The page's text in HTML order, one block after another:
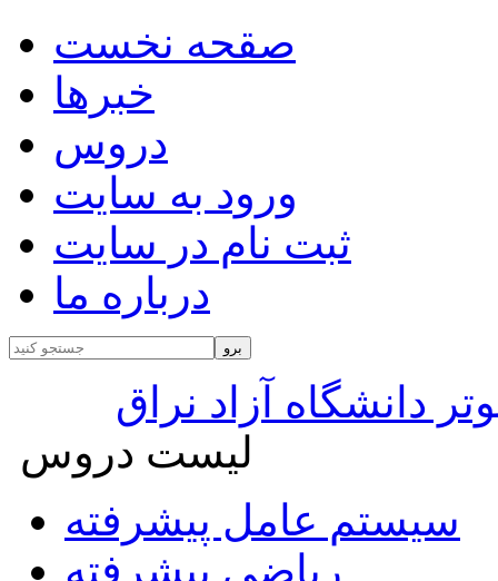
صقحه نخست
خبرها
دروس
ورود به سایت
ثبت نام در سایت
درباره ما
دانشگاه آزاد نراق
لیست دروس
سیستم عامل پیشرفته
ریاضی پیشرفته